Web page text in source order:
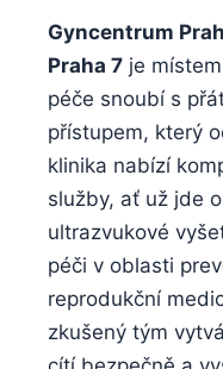
Gyncentrum
Praha 7 je
péče snoubí s
přístupem, který
klinika nabízí
⁢služby,‌ ať⁣ už jde
ultrazvukové
‌péči v oblasti
⁤reprodukční
zkušený tým